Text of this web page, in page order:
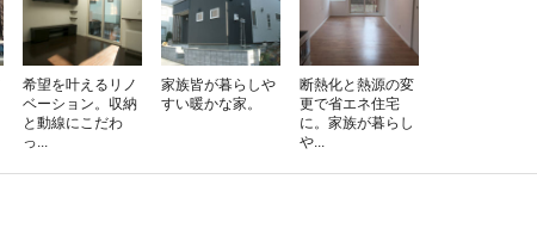
希望を叶えるリノ
ベーション。収納
と動線にこだわ
っ...
家族皆が暮らしや
すい暖かな家。
断熱化と熱源の変
更で省エネ住宅
に。家族が暮らし
や...